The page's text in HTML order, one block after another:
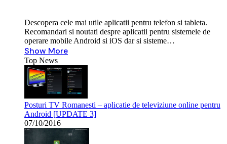
Descopera cele mai utile aplicatii pentru telefon si tableta.
Recomandari si noutati despre aplicatii pentru sistemele de
operare mobile Android si iOS dar si sisteme…
Show More
Top News
Posturi TV Romanesti – aplicatie de televiziune online pentru
Android [UPDATE 3]
07/10/2016